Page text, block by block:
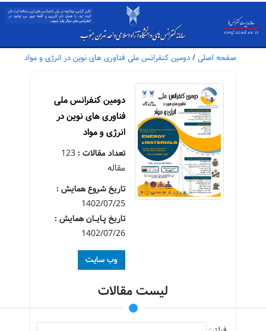
صفحه اصلی / دومین کنفرانس ملی فناوری های نوین در انرژی و مواد
دومین کنفرانس ملی
فناوری های نوین در
انرژی و مواد
تعداد مقالات :123
مقاله
تاریخ شروع همایش :
1402/07/25
تاریخ پـایــان همایش :
1402/07/26
وب سایت
لیست مقالات